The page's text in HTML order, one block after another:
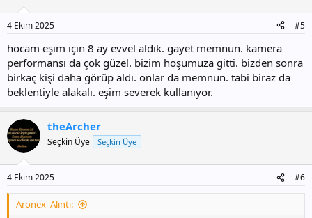
4 Ekim 2025 #5
hocam eşim için 8 ay evvel aldık. gayet memnun. kamera
performansı da çok güzel. bizim hoşumuza gitti. bizden sonra
birkaç kişi daha görüp aldı. onlar da memnun. tabi biraz da
beklentiyle alakalı. eşim severek kullanıyor.
theArcher
Seçkin Üye Seçkin Üye
4 Ekim 2025 #6
Aronex' Alıntı: